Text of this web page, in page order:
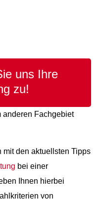
uns Ihre
zu!
anderen Fachgebiet
mit den aktuellsten Tipps
bei einer
Ihnen hierbei
von